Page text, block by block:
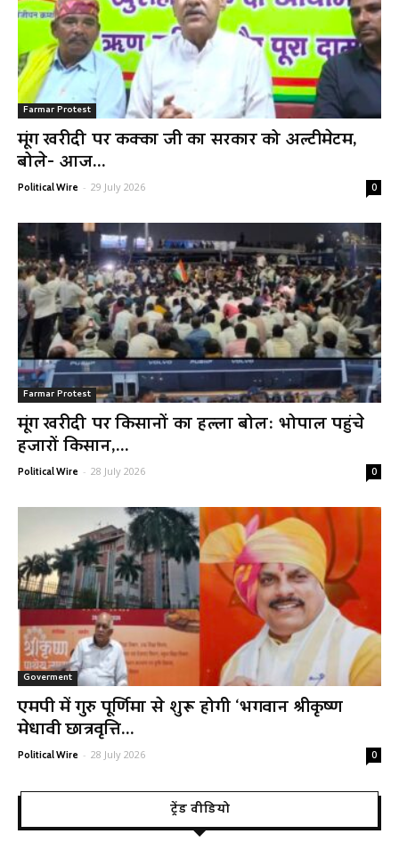
Farmar Protest
मूंग खरीदी पर कक्का जी का सरकार को अल्टीमेटम,
बोले- आज...
Political Wire - 29 July 2026 0
Farmar Protest
मूंग खरीदी पर किसानों का हल्ला बोल: भोपाल पहुंचे
हजारों किसान,...
Political Wire - 28 July 2026 0
Goverment
एमपी में गुरु पूर्णिमा से शुरू होगी ‘भगवान श्रीकृष्ण
मेधावी छात्रवृत्ति...
Political Wire - 28 July 2026 0
ट्रेंड वीडियो